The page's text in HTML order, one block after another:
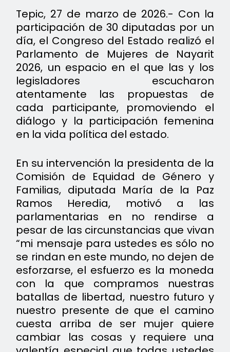
Tepic, 27 de marzo de 2026.- Con la
participación de 30 diputadas por un
día, el Congreso del Estado realizó el
Parlamento de Mujeres de Nayarit
2026, un espacio en el que las y los
legisladores escucharon
atentamente las propuestas de
cada participante, promoviendo el
diálogo y la participación femenina
en la vida política del estado.
En su intervención la presidenta de la
Comisión de Equidad de Género y
Familias, diputada María de la Paz
Ramos Heredia, motivó a las
parlamentarias en no rendirse a
pesar de las circunstancias que vivan
“mi mensaje para ustedes es sólo no
se rindan en este mundo, no dejen de
esforzarse, el esfuerzo es la moneda
con la que compramos nuestras
batallas de libertad, nuestro futuro y
nuestro presente de que el camino
cuesta arriba de ser mujer quiere
cambiar las cosas y requiere una